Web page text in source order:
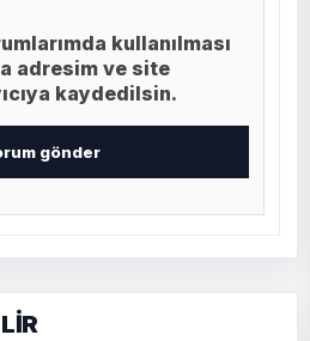
kullanılması
adresim ve site
kaydedilsin.